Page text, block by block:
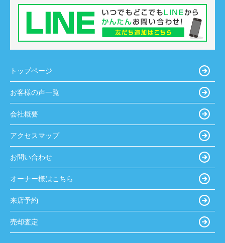
トップページ
お客様の声一覧
会社概要
アクセスマップ
お問い合わせ
オーナー様はこちら
来店予約
売却査定